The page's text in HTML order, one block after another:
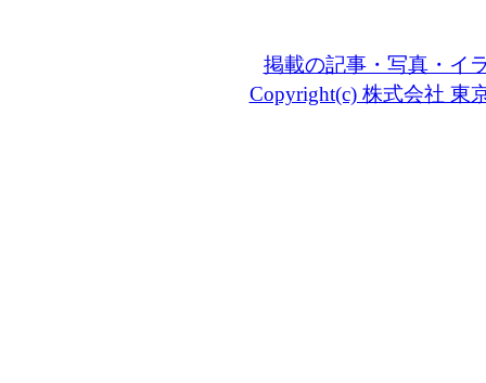
掲載の記事・写真・イ
Copyright(c) 株式会社 東